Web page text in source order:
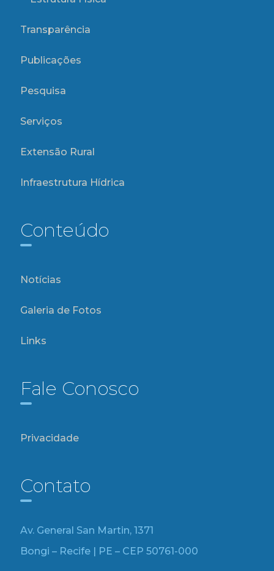
Transparência
Publicações
Pesquisa
Serviços
Extensão Rural
Infraestrutura Hídrica
Conteúdo
Notícias
Galeria de Fotos
Links
Fale Conosco
Privacidade
Contato
Av. General San Martin, 1371
Bongi – Recife | PE – CEP 50761-000